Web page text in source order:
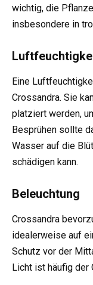
wichtig, die
insbesondere in
Eine
Crossandra. Sie
platziert werden,
Besprühen sollte
Wasser auf die
schädigen kann.
Beleuchtung
Crossandra
idealerweise auf
Schutz vor der
Licht ist häufig der